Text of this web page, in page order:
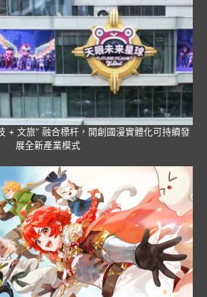
+ 文旅” 融合標杆，開創國漫實體化可持續發
展全新產業模式